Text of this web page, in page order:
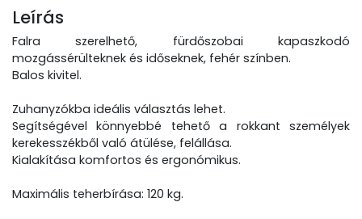
Leírás
Falra szerelhető, fürdőszobai kapaszkodó
mozgássérülteknek és időseknek, fehér színben.
Balos kivitel.
Zuhanyzókba ideális választás lehet.
Segítségével könnyebbé tehető a rokkant személyek
kerekesszékből való átülése, felállása.
Kialakítása komfortos és ergonómikus.
Maximális teherbírása: 120 kg.